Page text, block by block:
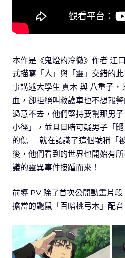
本作是《鬼燈的冷徹》作者 江
式描寫「人」與「靈」交錯的
事講述大學生 真木 與 八重子
血，卻拒絕叫救護車也不想報
過意不去，他們堅持要幫那男
小徑」，並且目睹可疑男子「
的傷……就在認識了這個號稱「
後，他們看到的世界也開始有所
議的靈異事件接踵而來！
前導 PV 除了首次公開動畫片段
擔當的鼴鼠「百暗桃弓木」配音